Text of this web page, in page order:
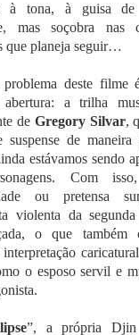
à tona, à guisa de
mas soçobra nas
que planeja seguir…
deste filme
a trilha
de Gregory Silvar,
suspense de maneira
estávamos sendo
Com
ou pretensa
violenta da
o que também
o esposo servil e
”, a própria Djin